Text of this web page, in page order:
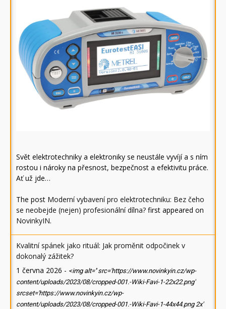
Svět elektrotechniky a elektroniky se neustále vyvíjí a s ním
rostou i nároky na přesnost, bezpečnost a efektivitu práce.
Ať už jde…
The post Moderní vybavení pro elektrotechniku: Bez čeho
se neobejde (nejen) profesionální dílna? first appeared on
NovinkyIN.
Kvalitní spánek jako rituál: Jak proměnit odpočinek v
dokonalý zážitek?
1 června 2026 - <img alt='' src='https://www.novinkyin.cz/wp-
content/uploads/2023/08/cropped-001.-Wiki-Favi-1-22x22.png'
srcset='https://www.novinkyin.cz/wp-
content/uploads/2023/08/cropped-001.-Wiki-Favi-1-44x44.png 2x'